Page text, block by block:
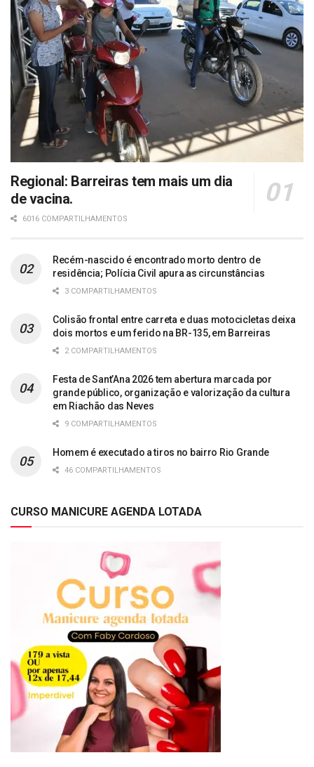
Regional: Barreiras tem mais um dia
de vacina.
6016 COMPARTILHAMENTOS
Recém-nascido é encontrado morto dentro de
residência; Polícia Civil apura as circunstâncias
3 COMPARTILHAMENTOS
Colisão frontal entre carreta e duas motocicletas deixa
dois mortos e um ferido na BR-135, em Barreiras
2 COMPARTILHAMENTOS
Festa de Sant’Ana 2026 tem abertura marcada por
grande público, organização e valorização da cultura
em Riachão das Neves
9 COMPARTILHAMENTOS
Homem é executado a tiros no bairro Rio Grande
46 COMPARTILHAMENTOS
CURSO MANICURE AGENDA LOTADA